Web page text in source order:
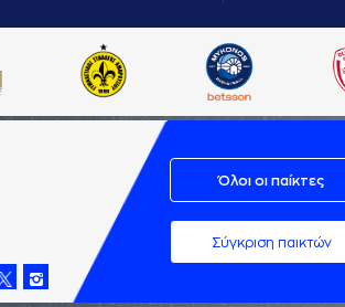
Όλοι οι παίκτες
Σύγκριση παικτών